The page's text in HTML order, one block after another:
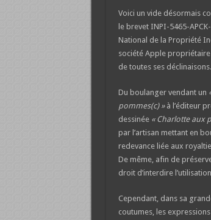
Voici un vide désormais
le brevet INPI-5465-
National de la Propriété
société Apple
de toutes ses déclinaisons.
Du boulanger vendant un
pommes(c) »à l’éditeur
dessinée « Charlotte aux
par l’artisan mettant en
redevance liée aux
De même, afin de
droit d’interdire
Cependant, dans sa
coutumes, les